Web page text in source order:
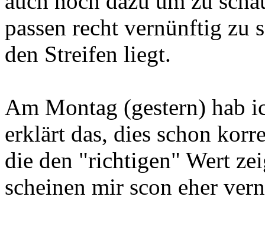
passen recht vernünftig zu
den Streifen liegt.
Am Montag (gestern) hab
erklärt das, dies schon
die den "richtigen" Wert
scheinen mir scon eher